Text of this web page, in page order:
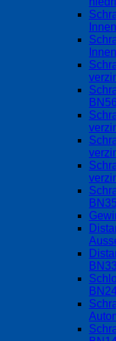
BN56